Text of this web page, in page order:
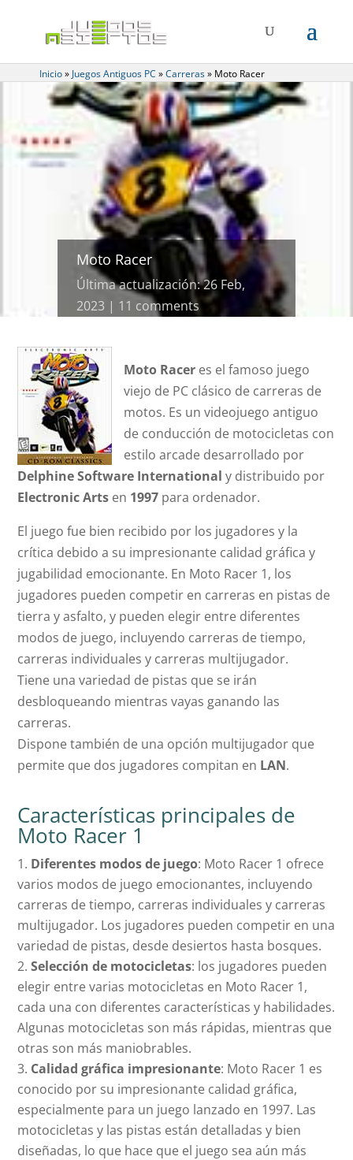
Inicio» Juegos Antiguos PC »Carreras» Moto Racer
Moto Racer
Última actualización: 26 Feb,
2023
11 comments
Moto Racer es el famoso juego
viejo de PC clásico de carreras de
motos. Es un videojuego antiguo
de conducción de motocicletas con
estilo arcade desarrollado por
Delphine Software Internationaly distribuido por
Electronic Arts en 1997 para ordenador.
El juego fue bien recibido por los jugadores y la
crítica debido a su impresionante calidad gráfica y
jugabilidad emocionante. En Moto Racer 1, los
jugadores pueden competir en carreras en pistas de
tierra y asfalto, y pueden elegir entre diferentes
modos de juego, incluyendo carreras de tiempo,
carreras individuales y carreras multijugador.
Tiene una variedad de pistas que se irán
desbloqueando mientras vayas ganando las
carreras.
Dispone también de una opción multijugador que
permite que dos jugadores compitan en LAN.
Características principales de
Moto Racer 1
Diferentes modos de juego: Moto Racer 1 ofrece
varios modos de juego emocionantes, incluyendo
carreras de tiempo, carreras individuales y carreras
multijugador. Los jugadores pueden competir en una
variedad de pistas, desde desiertos hasta bosques.
Selección de motocicletas: los jugadores pueden
elegir entre varias motocicletas en Moto Racer 1,
cada una con diferentes características y habilidades.
Algunas motocicletas son más rápidas, mientras que
otras son más maniobrables.
Calidad gráfica impresionante: Moto Racer 1 es
conocido por su impresionante calidad gráfica,
especialmente para un juego lanzado en 1997. Las
motocicletas y las pistas están detalladas y bien
diseñadas, lo que hace que el juego sea aún más